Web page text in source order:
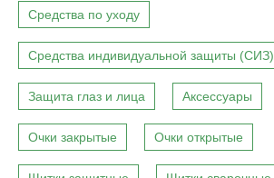
Средства по уходу
Средства индивидуальной защиты (СИЗ)
Защита глаз и лица Аксессуары
Очки закрытые Очки открытые